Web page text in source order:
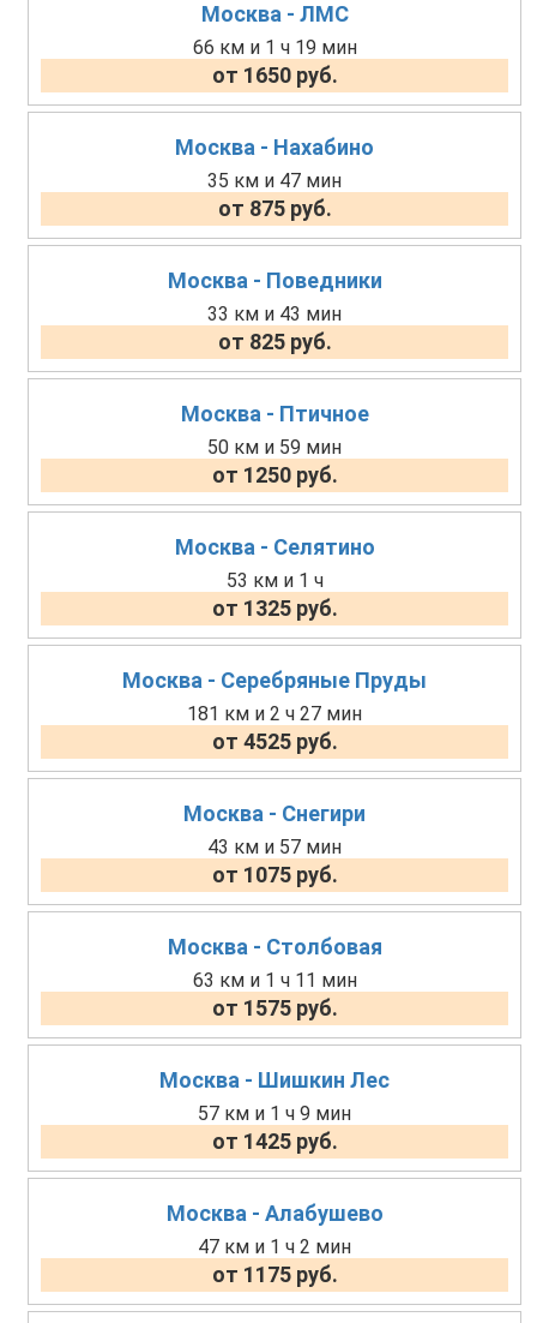
Москва - ЛМС
66 км и 1 ч 19 мин
от 1650 руб.
Москва - Нахабино
35 км и 47 мин
от 875 руб.
Москва - Поведники
33 км и 43 мин
от 825 руб.
Москва - Птичное
50 км и 59 мин
от 1250 руб.
Москва - Селятино
53 км и 1 ч
от 1325 руб.
Москва - Серебряные Пруды
181 км и 2 ч 27 мин
от 4525 руб.
Москва - Снегири
43 км и 57 мин
от 1075 руб.
Москва - Столбовая
63 км и 1 ч 11 мин
от 1575 руб.
Москва - Шишкин Лес
57 км и 1 ч 9 мин
от 1425 руб.
Москва - Алабушево
47 км и 1 ч 2 мин
от 1175 руб.